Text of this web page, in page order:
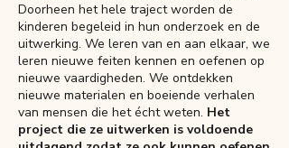
Doorheen het hele traject worden de
kinderen begeleid in hun onderzoek en de
uitwerking. We leren van en aan elkaar, we
leren nieuwe feiten kennen en oefenen op
nieuwe vaardigheden. We ontdekken
nieuwe materialen en boeiende verhalen
van mensen die het écht weten. Het
project die ze uitwerken is voldoende